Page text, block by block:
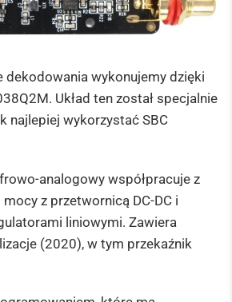
dekodowania wykonujemy dzięki
Układ ten został specjalnie
najlepiej wykorzystać SBC
analogowy współpracuje z
z przetwornicą DC-DC i
liniowymi. Zawiera
(2020), w tym przekaźnik